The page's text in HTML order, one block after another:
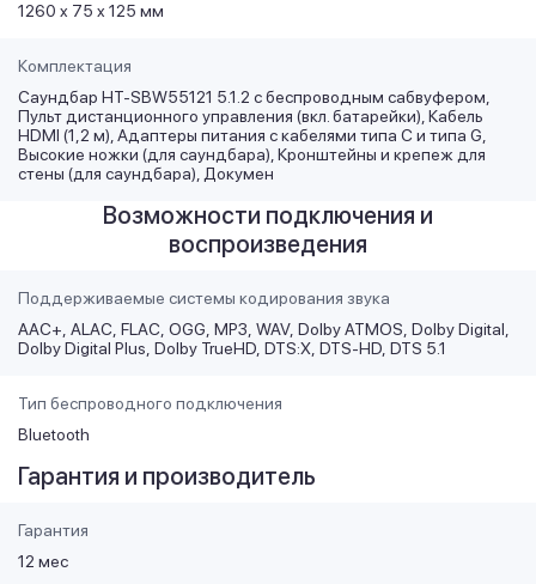
1260 x 75 x 125 мм
Комплектация
Саундбар HT-SBW55121 5.1.2 с беспроводным сабвуфером,
Пульт дистанционного управления (вкл. батарейки), Кабель
HDMI (1,2 м), Адаптеры питания с кабелями типа C и типа G,
Высокие ножки (для саундбара), Кронштейны и крепеж для
стены (для саундбара), Докумен
Возможности подключения и
воспроизведения
Поддерживаемые системы кодирования звука
AAC+ ALAC FLAC OGG MP3 WAV Dolby ATMOS Dolby Digital
Dolby Digital Plus Dolby TrueHD DTS:X DTS-HD DTS 5.1
Тип беспроводного подключения
Bluetooth
Гарантия и производитель
Гарантия
12 мес